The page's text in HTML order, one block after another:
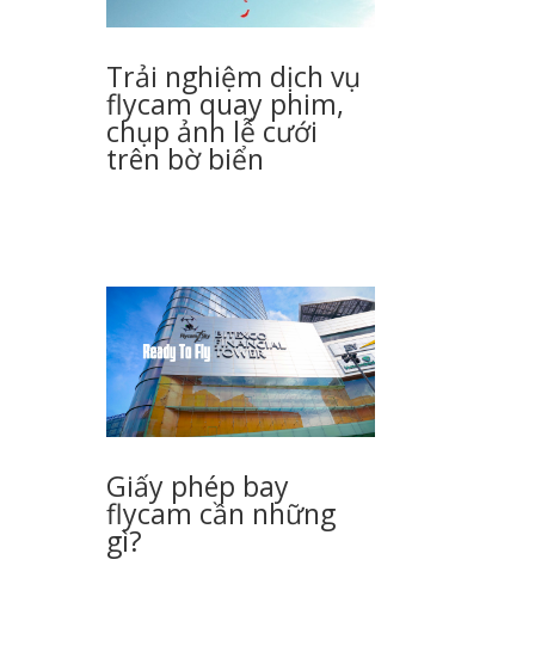
Trải nghiệm dịch vụ
flycam quay phim,
chụp ảnh lễ cưới
trên bờ biển
Giấy phép bay
flycam cần những
gì?